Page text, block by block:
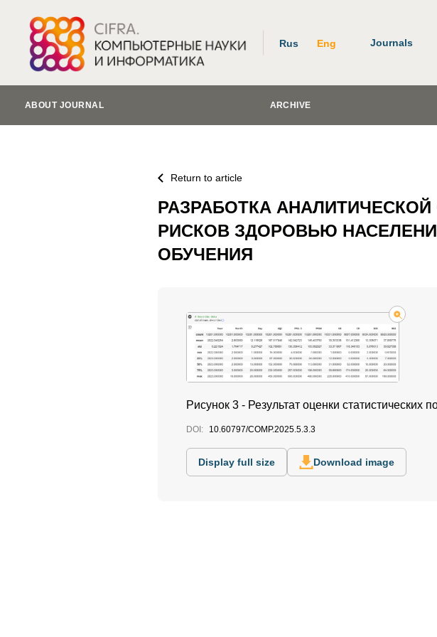
Rus Eng Journals
ABOUT JOURNAL ARCHIVE
Return to article
РАЗРАБОТКА
РИСКОВ ЗДОРОВЬЮ
ОБУЧЕНИЯ
Рисунок 3 - Результат оценки статистических
DOI: 10.60797/COMP.2025.5.3.3
Display full size Download image